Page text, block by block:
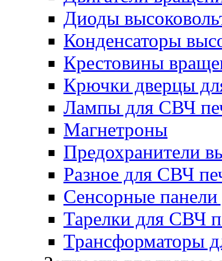
Диоды
Конденсаторы
Крестовины
Крючки дверцы
Лампы для СВЧ
Магнетроны
Предохранители
Разное для СВЧ
Сенсорные
Тарелки для СВЧ
Трансформаторы